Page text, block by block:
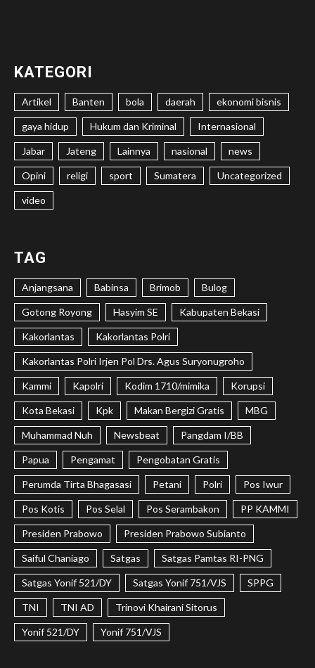
KATEGORI
Artikel Banten bola daerah ekonomi bisnis
gaya hidup Hukum dan Kriminal Internasional
Jabar Jateng Lainnya nasional news
Opini religi sport Sumatera Uncategorized
video
TAG
Anjangsana Babinsa Brimob Bulog
Gotong Royong Hasyim SE Kabupaten Bekasi
Kakorlantas Kakorlantas Polri
Kakorlantas Polri Irjen Pol Drs. Agus Suryonugroho
Kammi Kapolri Kodim 1710/mimika Korupsi
Kota Bekasi Kpk Makan Bergizi Gratis MBG
Muhammad Nuh Newsbeat Pangdam I/BB
Papua Pengamat Pengobatan Gratis
Perumda Tirta Bhagasasi Petani Polri Pos Iwur
Pos Kotis Pos Selal Pos Serambakon PP KAMMI
Presiden Prabowo Presiden Prabowo Subianto
Saiful Chaniago Satgas Satgas Pamtas RI-PNG
Satgas Yonif 521/DY Satgas Yonif 751/VJS SPPG
TNI TNI AD Trinovi Khairani Sitorus
Yonif 521/DY Yonif 751/VJS